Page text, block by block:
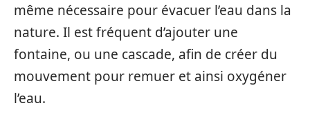
même nécessaire pour évacuer l’eau dans la
nature. Il est fréquent d’ajouter une
fontaine, ou une cascade, afin de créer du
mouvement pour remuer et ainsi oxygéner
l’eau.